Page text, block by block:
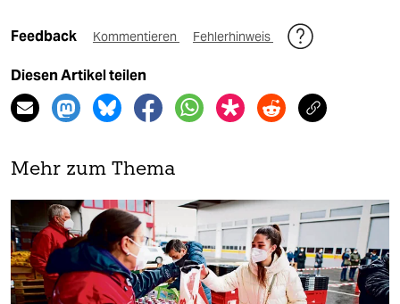
Feedback Kommentieren Fehlerhinweis
Diesen Artikel teilen
Mehr zum Thema